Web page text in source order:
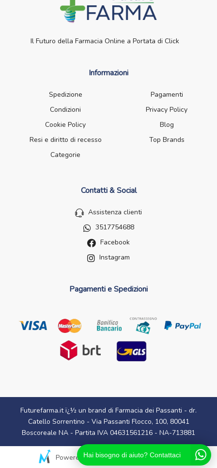
Il Futuro della Farmacia Online a Portata di Click
Informazioni
Spedizione
Pagamenti
Condizioni
Privacy Policy
Cookie Policy
Blog
Resi e diritto di recesso
Top Brands
Categorie
Contatti & Social
Assistenza clienti
3517754688
Facebook
Instagram
Pagamenti e Spedizioni
Futurefarma.it ï¿½ un brand di Farmacia dei Passanti - dr.
Catello Sorrentino - Via Passanti Flocco, 100, 80041
Boscoreale NA - Partita IVA 04631561216 - NA-713881
Powered By Migliorshop® 2006 - 2026
Hai bisogno di aiuto? Contattaci